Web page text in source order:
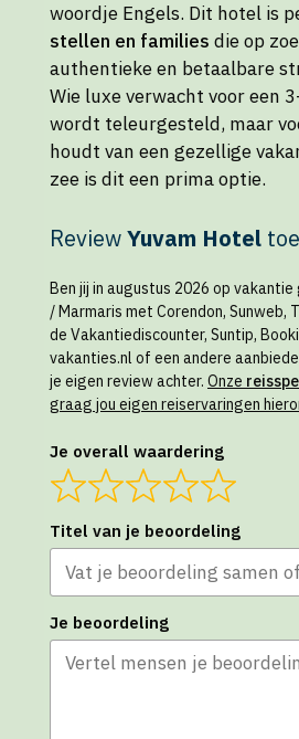
woordje Engels. Dit hotel is
stellen en families die op
authentieke en betaalbare
Wie luxe verwacht voor een
wordt teleurgesteld, maar
houdt van een gezellige
zee is dit een prima optie.
ReviewYuvam Hotel
Ben jij in augustus 2026 op
/ Marmaris met Corendon, Sunweb,
de Vakantiediscounter, Suntip,
vakanties.nl of een andere
je eigen review achter. Onze
graag jou eigen reiservaringen
Je overall waardering
Titel van je beoordeling
Je beoordeling